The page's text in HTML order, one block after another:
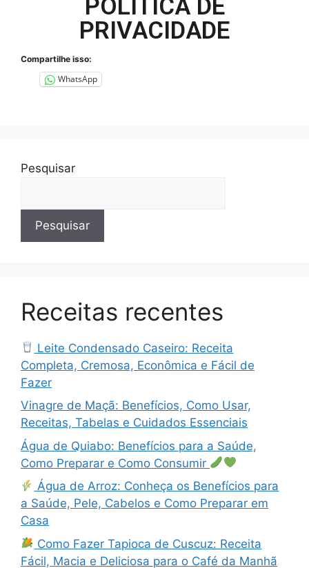
POLITICA DE
PRIVACIDADE
Compartilhe isso:
WhatsApp
Pesquisar
Pesquisar
Receitas recentes
Leite Condensado Caseiro: Receita
Completa, Cremosa, Econômica e Fácil de
Fazer
Vinagre de Maçã: Benefícios, Como Usar,
Receitas, Tabelas e Cuidados Essenciais
Água de Quiabo: Benefícios para a Saúde,
Como Preparar e Como Consumir
Água de Arroz: Conheça os Benefícios para
a Saúde, Pele, Cabelos e Como Preparar em
Casa
Como Fazer Tapioca de Cuscuz: Receita
Fácil, Macia e Deliciosa para o Café da Manhã